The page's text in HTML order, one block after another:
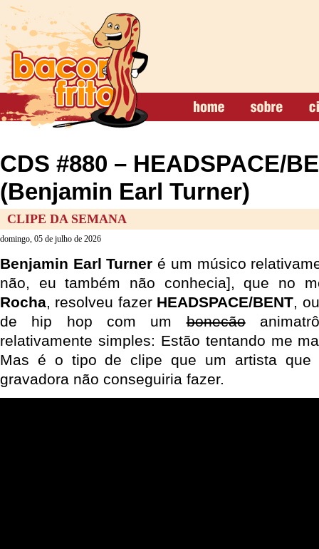
CDS #880 – HEADSPACE/
(Benjamin Earl Turner)
CLIPE DA SEMANA
domingo, 05 de julho de 2026
Benjamin Earl Turner é um músico
não, eu também não conhecia], que no
Rocha, resolveu fazer HEADSPACE/BENT,
de hip hop com umbonecão
relativamente simples: Estão tentando me
Mas é o tipo de clipe que um artista que
gravadora não conseguiria fazer.